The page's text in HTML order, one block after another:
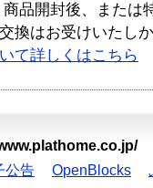
商品開封後、または
換はお受けいたし
て詳しくはこちら
公告 OpenBlocks